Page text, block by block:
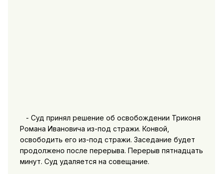
- Суд принял решение об освобождении Триконя
Романа Ивановича из-под стражи. Конвой,
освободить его из-под стражи. Заседание будет
продолжено после перерыва. Перерыв пятнадцать
минут. Суд удаляется на совещание.